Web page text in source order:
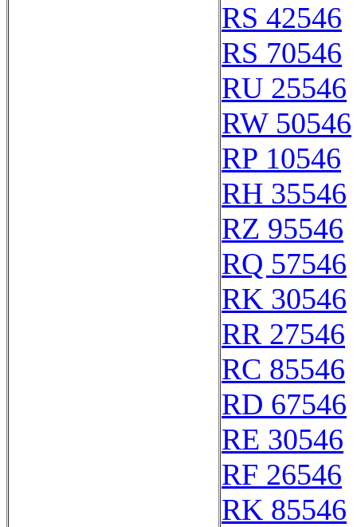
RS 42546
RS 70546
RU 25546
RW 50546
RP 10546
RH 35546
RZ 95546
RQ 57546
RK 30546
RR 27546
RC 85546
RD 67546
RE 30546
RF 26546
RK 85546